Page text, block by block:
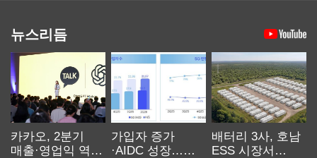
뉴스리듬
카카오, 2분기
매출·영업익 역대
가입자 증가
·AIDC 성장…
배터리 3사, 호남
ESS 시장서